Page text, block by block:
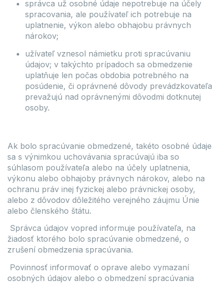
správca už osobné údaje nepotrebuje na účely
spracovania, ale používateľ ich potrebuje na
uplatnenie, výkon alebo obhajobu právnych
nárokov;
užívateľ vznesol námietku proti spracúvaniu
údajov; v takýchto prípadoch sa obmedzenie
uplatňuje len počas obdobia potrebného na
posúdenie, či oprávnené dôvody prevádzkovateľa
prevažujú nad oprávnenými dôvodmi dotknutej
osoby.
Ak bolo spracúvanie obmedzené, takéto osobné údaje
sa s výnimkou uchovávania spracúvajú iba so
súhlasom používateľa alebo na účely uplatnenia,
výkonu alebo obhajoby právnych nárokov, alebo na
ochranu práv inej fyzickej alebo právnickej osoby,
alebo z dôvodov dôležitého verejného záujmu Únie
alebo členského štátu.
Správca údajov vopred informuje používateľa, na
žiadosť ktorého bolo spracúvanie obmedzené, o
zrušení obmedzenia spracúvania.
Povinnosť informovať o oprave alebo vymazaní
osobných údajov alebo o obmedzení spracúvania